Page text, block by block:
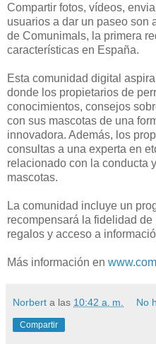
Compartir fotos, vídeos,
usuarios a dar un paseo son
de Comunimals, la primera
características en España.
Esta comunidad digital
donde los propietarios de
conocimientos, consejos
con sus mascotas de una
innovadora. Además, los
consultas a una experta en
relacionado con la conducta
mascotas.
La comunidad incluye un
recompensará la fidelidad
regalos y acceso a
Más información en
Norbert a las 10:42 a. m. No
Compartir